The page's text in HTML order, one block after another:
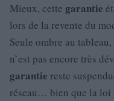
Mieux, cette garantie
lors de la revente du
Seule ombre au
n’est pas encore très
garantie reste
réseau… bien que la loi